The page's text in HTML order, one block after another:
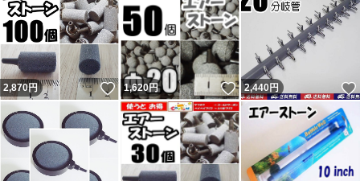
2,870円 いいね！
1,620円 いいね！
2,440円